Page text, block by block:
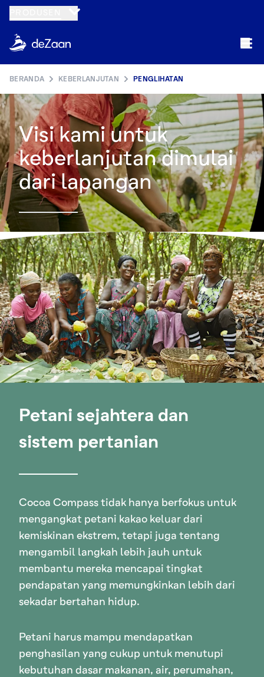
BERANDA KEBERLANJUTAN PENGLIHATAN
Visi kami untuk
keberlanjutan dimulai
dari lapangan
Petani sejahtera dan
sistem pertanian
Cocoa Compass tidak hanya berfokus untuk
mengangkat petani kakao keluar dari
kemiskinan ekstrem, tetapi juga tentang
mengambil langkah lebih jauh untuk
membantu mereka mencapai tingkat
pendapatan yang memungkinkan lebih dari
sekadar bertahan hidup.
Petani harus mampu mendapatkan
penghasilan yang cukup untuk menutupi
kebutuhan dasar makanan, air, perumahan,